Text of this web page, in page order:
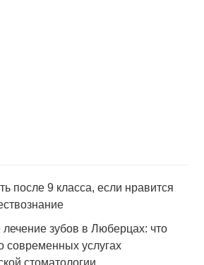
после 9 класса, если нравится
лечение зубов в Люберцах: что
современных услугах